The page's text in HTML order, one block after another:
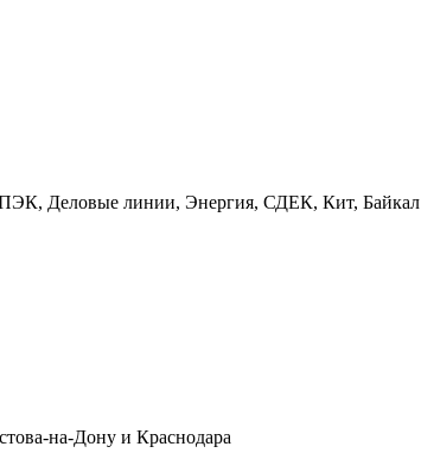
ПЭК, Деловые линии, Энергия, СДЕК, Кит, Байкал
на-Дону и Краснодара